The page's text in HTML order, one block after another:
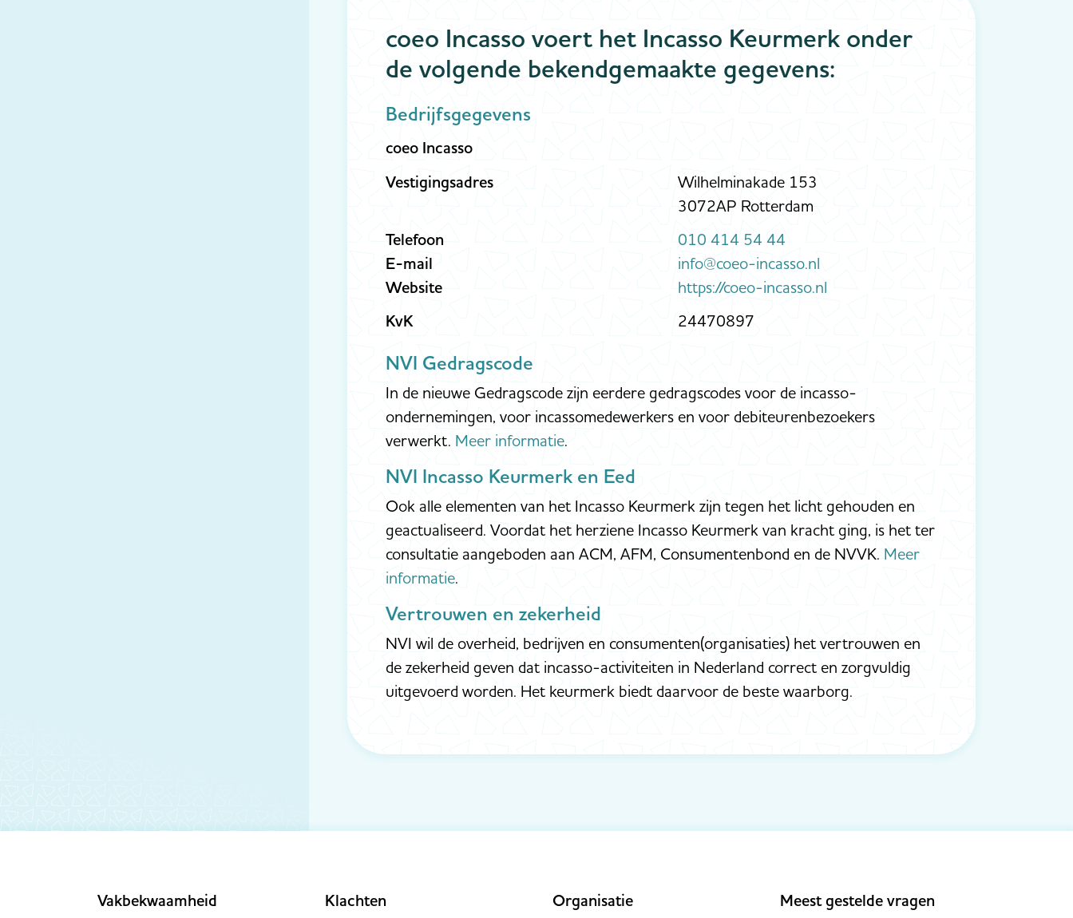
coeo Incasso voert het Incasso Keurmerk onder
de volgende bekendgemaakte gegevens:
Bedrijfsgegevens
coeo Incasso
Vestigingsadres
Wilhelminakade 153
3072AP Rotterdam
Telefoon 010 414 54 44
E-mail info@coeo-incasso.nl
Website https://coeo-incasso.nl
KvK 24470897
NVI Gedragscode
In de nieuwe Gedragscode zijn eerdere gedragscodes voor de incasso-
ondernemingen, voor incassomedewerkers en voor debiteurenbezoekers
verwerkt. Meer informatie.
NVI Incasso Keurmerk en Eed
Ook alle elementen van het Incasso Keurmerk zijn tegen het licht gehouden en
geactualiseerd. Voordat het herziene Incasso Keurmerk van kracht ging, is het ter
consultatie aangeboden aan ACM, AFM, Consumentenbond en de NVVK. Meer
informatie.
Vertrouwen en zekerheid
NVI wil de overheid, bedrijven en consumenten(organisaties) het vertrouwen en
de zekerheid geven dat incasso-activiteiten in Nederland correct en zorgvuldig
uitgevoerd worden. Het keurmerk biedt daarvoor de beste waarborg.
Vakbekwaamheid Klachten Organisatie Meest gestelde vragen